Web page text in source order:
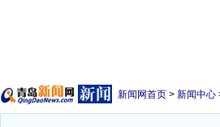
新闻网首页 > 新闻中心